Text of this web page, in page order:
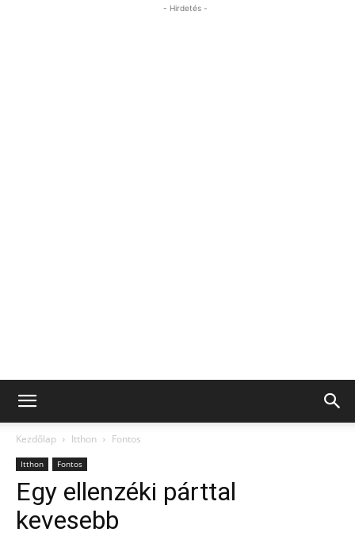
- Hirdetés -
Kezdőlap Itthon Fontos
Itthon Fontos
Egy ellenzéki párttal
kevesebb